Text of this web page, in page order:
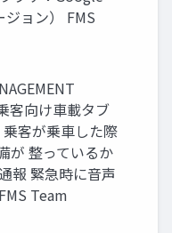
ョン） FMS
客向け車載タブ
客が乗車した際
が 整っているか
報 緊急時に音声
Team